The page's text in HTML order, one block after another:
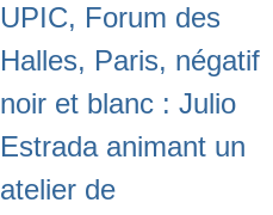
UPIC, Forum des
Halles, Paris, négatif
noir et blanc : Julio
Estrada animant un
atelier de